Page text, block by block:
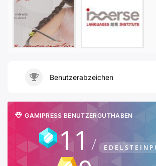
Benutzerabzeichen
GAMIPRESS BENUTZERGUTHABEN
11